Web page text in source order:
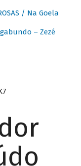
/ Na Goela
– Zezé